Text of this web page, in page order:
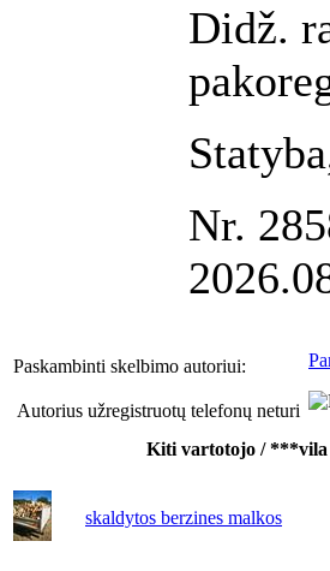
Didž.
Nr.
Paskambinti skelbimo autoriui:
Autorius užregistruotų telefonų neturi
Kiti vartotojo / ***vila
skaldytos berzines malkos